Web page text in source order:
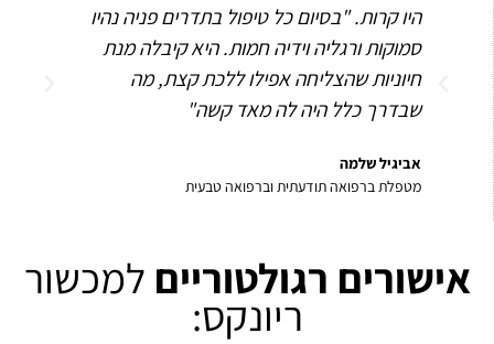
היו קרות. "בסיום כל טיפול בתדרים פניה נהיו
סמוקות ורגליה וידיה חמות. היא קיבלה מנת
חיוניות שהצליחה אפילו ללכת קצת, מה
שבדרך כלל היה לה מאד קשה"
אביגיל שלמה
מטפלת ברפואה תודעתית וברפואה טבעית
אישורים רגולטוריים למכשור
ריונקס: